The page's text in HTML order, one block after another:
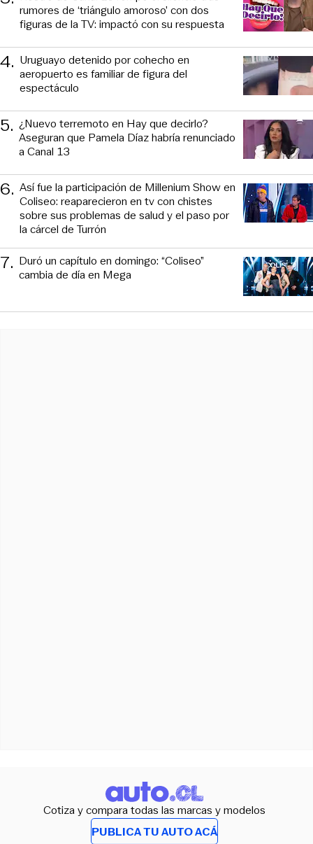
rumores de ‘triángulo amoroso’ con dos
figuras de la TV: impactó con su respuesta
4. Uruguayo detenido por cohecho en
aeropuerto es familiar de figura del
espectáculo
5. ¿Nuevo terremoto en Hay que decirlo?
Aseguran que Pamela Díaz habría renunciado
a Canal 13
6. Así fue la participación de Millenium Show en
Coliseo: reaparecieron en tv con chistes
sobre sus problemas de salud y el paso por
la cárcel de Turrón
7. Duró un capítulo en domingo: “Coliseo”
cambia de día en Mega
Cotiza y compara todas las marcas y modelos
PUBLICA TU AUTO ACÁ